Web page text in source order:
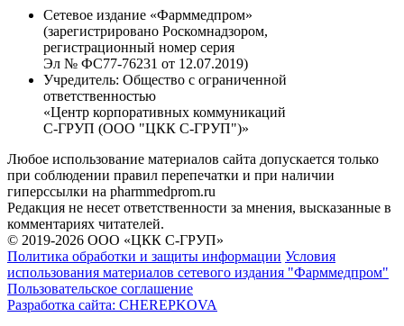
Сетевое издание «Фарммедпром»
(зарегистрировано Роскомнадзором,
регистрационный номер серия
Эл № ФС77-76231 от 12.07.2019)
Учредитель: Общество с ограниченной
ответственностью
«Центр корпоративных коммуникаций
С-ГРУП (ООО "ЦКК С-ГРУП")»
Любое использование материалов сайта допускается только
при соблюдении правил перепечатки и при наличии
гиперссылки на pharmmedprom.ru
Редакция не несет ответственности за мнения, высказанные в
комментариях читателей.
© 2019-2026 ООО «ЦКК С-ГРУП»
Политика обработки и защиты информации Условия
использования материалов сетевого издания "Фарммедпром"
Пользовательское соглашение
Разработка сайта: CHEREPKOVA